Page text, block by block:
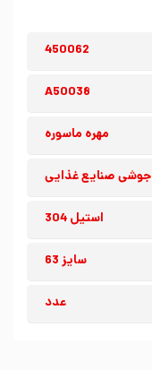
450062
A50038
مهره ماسوره
جوشی صنایع غذایی
استیل 304
سایز 63
عدد